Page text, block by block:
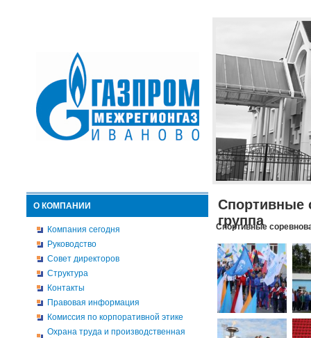
О КОМПАНИИ
Компания сегодня
Руководство
Совет директоров
Структура
Контакты
Правовая информация
Комиссия по корпоративной этике
Охрана труда и производственная
Спортивные
группа
Спортивные